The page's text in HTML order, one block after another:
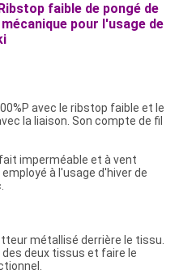
faible de pongé de
pour l'usage de
avec le ribstop faible et le
la liaison. Son compte de fil
imperméable et à vent
à l'usage d'hiver de
métallisé derrière le tissu.
deux tissus et faire le